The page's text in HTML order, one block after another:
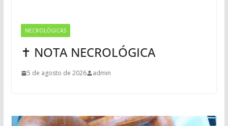
NECROLÓGICAS
✝ NOTA NECROLÓGICA
5 de agosto de 2026 admin